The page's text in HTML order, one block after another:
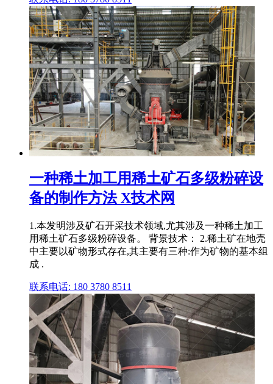
一种稀土加工用稀土矿石多级粉碎设
备的制作方法 X技术网
1.本发明涉及矿石开采技术领域,尤其涉及一种稀土加工
用稀土矿石多级粉碎设备。 背景技术： 2.稀土矿在地壳
中主要以矿物形式存在,其主要有三种:作为矿物的基本组
成 .
联系电话: 180 3780 8511